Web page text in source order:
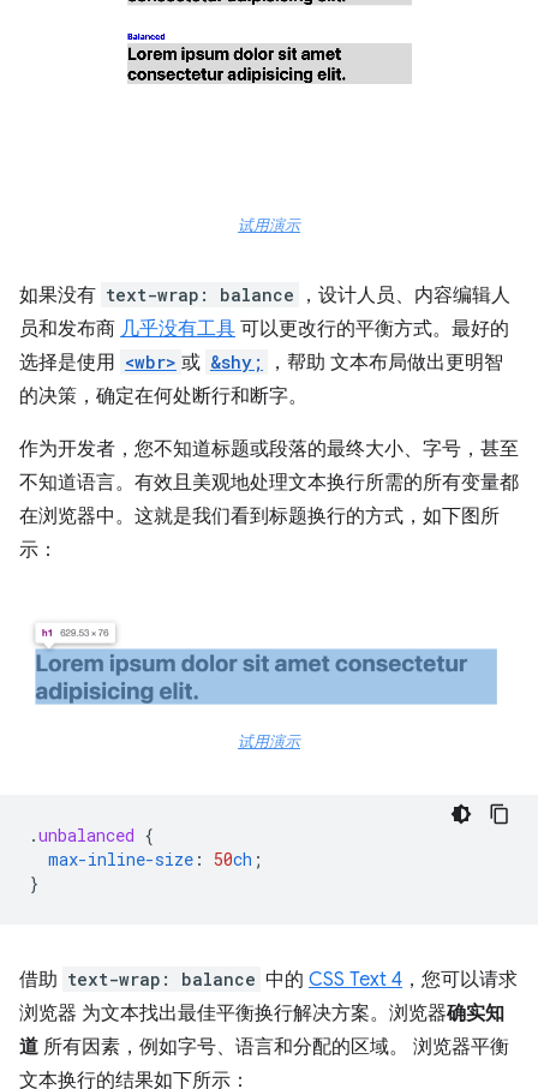
试用演示
如果没有 text-wrap: balance
，设计人员、内容编辑人
员和发布商 几乎没有工具 可以更改行的平衡方式。最好的
选择是使用 <wbr> 或 &shy;
，帮助 文本布局做出更明智
的决策，确定在何处断行和断字。
作为开发者，您不知道标题或段落的最终大小、字号，甚至
不知道语言。有效且美观地处理文本换行所需的所有变量都
在浏览器中。这就是我们看到标题换行的方式，如下图所
示：
试用演示
.unbalanced {
max-inline-size : 50ch ;
}
借助 text-wrap: balance 中的 CSS Text 4 ，您可以请求
浏览器 为文本找出最佳平衡换行解决方案。浏览器确实知
道 所有因素，例如字号、语言和分配的区域。 浏览器平衡
文本换行的结果如下所示：